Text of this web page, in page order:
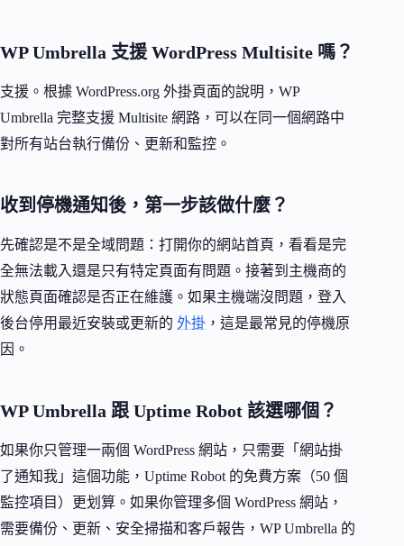
WP Umbrella 支援 WordPress Multisite 嗎？
支援。根據 WordPress.org 外掛頁面的說明，WP
Umbrella 完整支援 Multisite 網路，可以在同一個網路中
對所有站台執行備份、更新和監控。
收到停機通知後，第一步該做什麼？
先確認是不是全域問題：打開你的網站首頁，看看是完
全無法載入還是只有特定頁面有問題。接著到主機商的
狀態頁面確認是否正在維護。如果主機端沒問題，登入
後台停用最近安裝或更新的 外掛 ，這是最常見的停機原
因。
WP Umbrella 跟 Uptime Robot 該選哪個？
如果你只管理一兩個 WordPress 網站，只需要「網站掛
了通知我」這個功能，Uptime Robot 的免費方案（50 個
監控項目）更划算。如果你管理多個 WordPress 網站，
需要備份、更新、安全掃描和客戶報告，WP Umbrella 的